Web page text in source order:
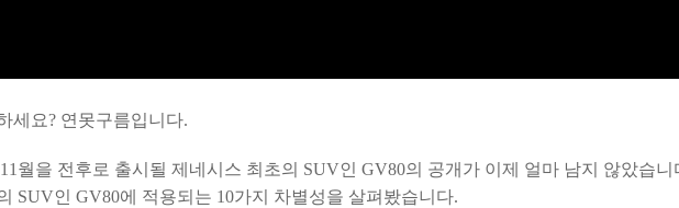
세요? 연못구름입니다.
월을 전후로 출시될 제네시스 최초의 SUV인 GV80의 공개가 이제 얼마 남지 않았습니
SUV인 GV80에 적용되는 10가지 차별성을 살펴봤습니다.